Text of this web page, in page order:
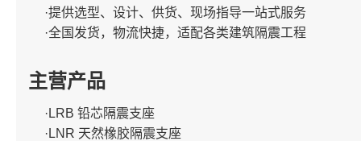
·提供选型、设计、供货、现场指导一站式服务
·全国发货，物流快捷，适配各类建筑隔震工程
主营产品
·LRB 铅芯隔震支座
·LNR 天然橡胶隔震支座